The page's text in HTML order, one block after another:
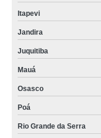
Itapevi
Jandira
Juquitiba
Mauá
Osasco
Poá
Rio Grande da Serra